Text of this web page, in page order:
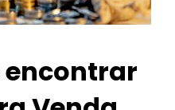
encontrar